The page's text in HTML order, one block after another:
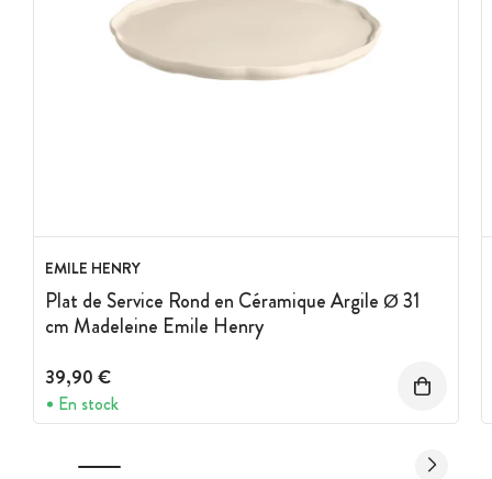
EMILE HENRY
Plat de Service Rond en Céramique Argile Ø 31
cm Madeleine Emile Henry
39,90 €
En stock